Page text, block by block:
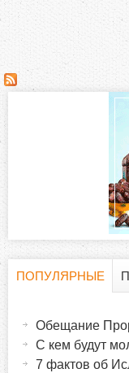
С
ПОПУЛЯРНЫЕ
Обещание
С кем будут
7 фактов об